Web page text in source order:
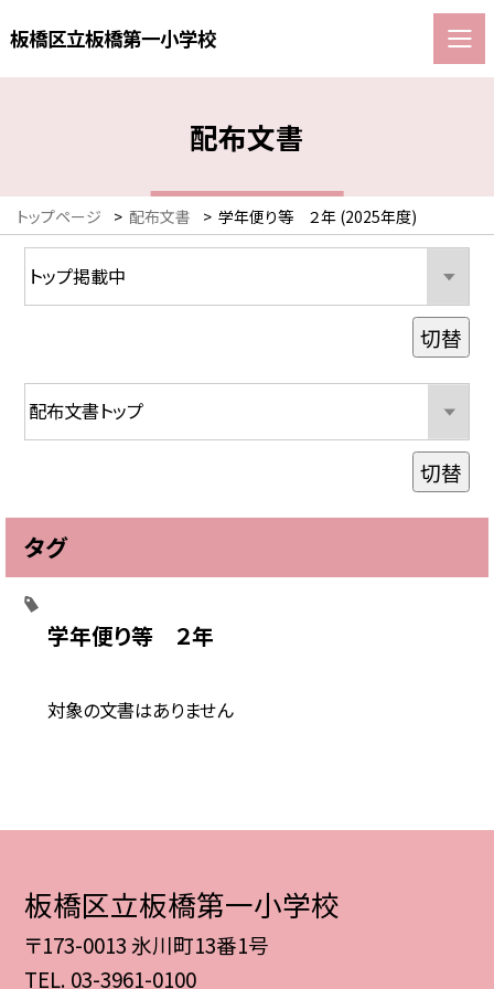
板橋区立板橋第一小学校
配布文書
トップページ > 配布文書 > 学年便り等 ２年 (2025年度)
学年便り等 ２年
対象の文書はありません
切替
切替
タグ
板橋区立板橋第一小学校
〒173-0013 氷川町13番1号
TEL. 03-3961-0100